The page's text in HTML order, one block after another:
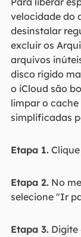
velocidade do
desinstalar
excluir os
arquivos
disco rígido
o iCloud são
limpar o cache
simplificadas
Etapa 1.Clique
Etapa 2.No
selecione "Ir
Etapa 3.Digite